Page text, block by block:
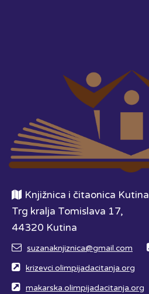
Knjižnica i čitaonica Kutina
Trg kralja Tomislava 17,
44320 Kutina
suzanaknjiznica@gmail.com
krizevci.olimpijadacitanja.org
makarska.olimpijadacitanja.org